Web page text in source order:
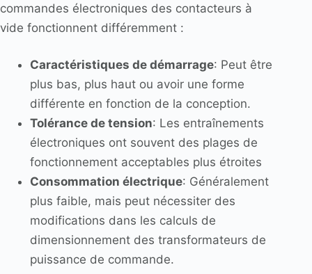
commandes électroniques des contacteurs à
vide fonctionnent différemment :
Caractéristiques de démarrage: Peut être
plus bas, plus haut ou avoir une forme
différente en fonction de la conception.
Tolérance de tension: Les entraînements
électroniques ont souvent des plages de
fonctionnement acceptables plus étroites
Consommation électrique: Généralement
plus faible, mais peut nécessiter des
modifications dans les calculs de
dimensionnement des transformateurs de
puissance de commande.